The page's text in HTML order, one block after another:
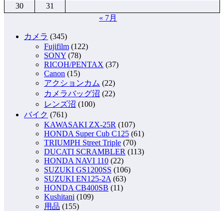
30
31
« 7月
カメラ (345)
Fujifilm (122)
SONY (78)
RICOH/PENTAX (37)
Canon (15)
アクションカム (22)
カメラバッグ沼 (22)
レンズ沼 (100)
バイク (761)
KAWASAKI ZX-25R (107)
HONDA Super Cub C125 (61)
TRIUMPH Street Triple (70)
DUCATI SCRAMBLER (113)
HONDA NAVI 110 (22)
SUZUKI GS1200SS (106)
SUZUKI EN125-2A (63)
HONDA CB400SB (11)
Kushitani (109)
用品 (155)